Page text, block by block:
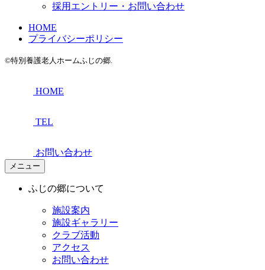
採用エントリー・お問い合わせ
HOME
プライバシーポリシー
©特別養護老人ホームふじの郷.
HOME
TEL
お問い合わせ
メニュー
ふじの郷について
施設案内
施設ギャラリー
クラブ活動
アクセス
お問い合わせ